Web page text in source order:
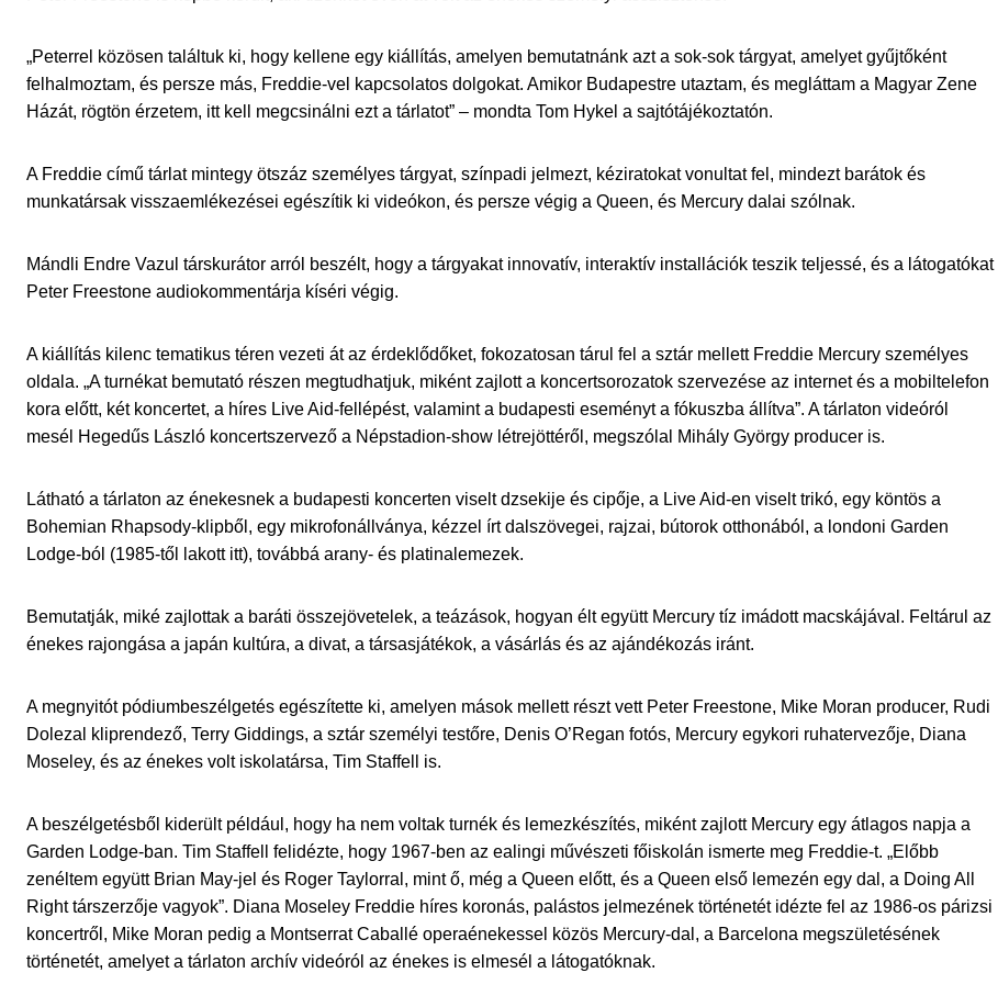
„Peterrel közösen találtuk ki, hogy kellene egy kiállítás, amelyen bemutatnánk azt a sok-sok tárgyat, amelyet gyűjtőként
felhalmoztam, és persze más, Freddie-vel kapcsolatos dolgokat. Amikor Budapestre utaztam, és megláttam a Magyar Zene
Házát, rögtön érzetem, itt kell megcsinálni ezt a tárlatot” – mondta Tom Hykel a sajtótájékoztatón.
A Freddie című tárlat mintegy ötszáz személyes tárgyat, színpadi jelmezt, kéziratokat vonultat fel, mindezt barátok és
munkatársak visszaemlékezései egészítik ki videókon, és persze végig a Queen, és Mercury dalai szólnak.
Mándli Endre Vazul társkurátor arról beszélt, hogy a tárgyakat innovatív, interaktív installációk teszik teljessé, és a látogatókat
Peter Freestone audiokommentárja kíséri végig.
A kiállítás kilenc tematikus téren vezeti át az érdeklődőket, fokozatosan tárul fel a sztár mellett Freddie Mercury személyes
oldala. „A turnékat bemutató részen megtudhatjuk, miként zajlott a koncertsorozatok szervezése az internet és a mobiltelefon
kora előtt, két koncertet, a híres Live Aid-fellépést, valamint a budapesti eseményt a fókuszba állítva”. A tárlaton videóról
mesél Hegedűs László koncertszervező a Népstadion-show létrejöttéről, megszólal Mihály György producer is.
Látható a tárlaton az énekesnek a budapesti koncerten viselt dzsekije és cipője, a Live Aid-en viselt trikó, egy köntös a
Bohemian Rhapsody-klipből, egy mikrofonállványa, kézzel írt dalszövegei, rajzai, bútorok otthonából, a londoni Garden
Lodge-ból (1985-től lakott itt), továbbá arany- és platinalemezek.
Bemutatják, miké zajlottak a baráti összejövetelek, a teázások, hogyan élt együtt Mercury tíz imádott macskájával. Feltárul az
énekes rajongása a japán kultúra, a divat, a társasjátékok, a vásárlás és az ajándékozás iránt.
A megnyitót pódiumbeszélgetés egészítette ki, amelyen mások mellett részt vett Peter Freestone, Mike Moran producer, Rudi
Dolezal kliprendező, Terry Giddings, a sztár személyi testőre, Denis O’Regan fotós, Mercury egykori ruhatervezője, Diana
Moseley, és az énekes volt iskolatársa, Tim Staffell is.
A beszélgetésből kiderült például, hogy ha nem voltak turnék és lemezkészítés, miként zajlott Mercury egy átlagos napja a
Garden Lodge-ban. Tim Staffell felidézte, hogy 1967-ben az ealingi művészeti főiskolán ismerte meg Freddie-t. „Előbb
zenéltem együtt Brian May-jel és Roger Taylorral, mint ő, még a Queen előtt, és a Queen első lemezén egy dal, a Doing All
Right társzerzője vagyok”. Diana Moseley Freddie híres koronás, palástos jelmezének történetét idézte fel az 1986-os párizsi
koncertről, Mike Moran pedig a Montserrat Caballé operaénekessel közös Mercury-dal, a Barcelona megszületésének
történetét, amelyet a tárlaton archív videóról az énekes is elmesél a látogatóknak.